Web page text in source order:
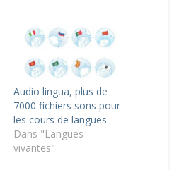
Audio lingua, plus de
7000 fichiers sons pour
les cours de langues
Dans "Langues
vivantes"